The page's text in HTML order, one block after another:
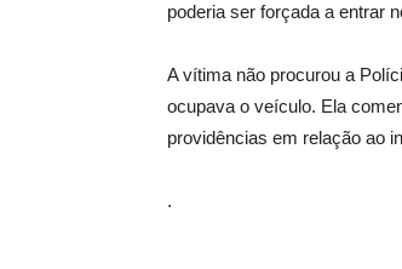
poderia ser forçada a entrar
A vítima não procurou a
ocupava o veículo. Ela
providências em relação ao
.